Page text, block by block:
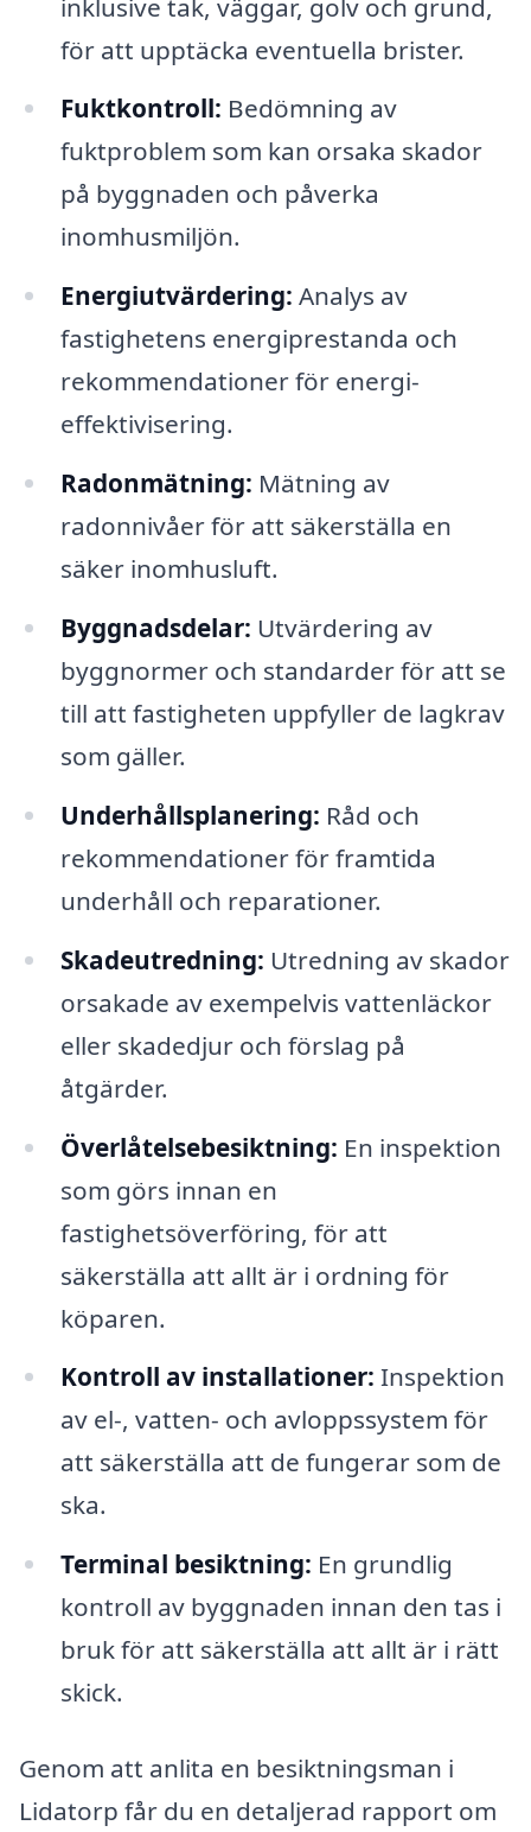
för att upptäcka eventuella brister.
Fuktkontroll: Bedömning av
fuktproblem som kan orsaka skador
på byggnaden och påverka
inomhusmiljön.
Energiutvärdering: Analys av
fastighetens energiprestanda och
rekommendationer för energi-
effektivisering.
Radonmätning: Mätning av
radonnivåer för att säkerställa en
säker inomhusluft.
Byggnadsdelar: Utvärdering av
byggnormer och standarder för att se
till att fastigheten uppfyller de lagkrav
som gäller.
Underhållsplanering: Råd och
rekommendationer för framtida
underhåll och reparationer.
Skadeutredning: Utredning av skador
orsakade av exempelvis vattenläckor
eller skadedjur och förslag på
åtgärder.
Överlåtelsebesiktning: En inspektion
som görs innan en
fastighetsöverföring, för att
säkerställa att allt är i ordning för
köparen.
Kontroll av installationer: Inspektion
av el-, vatten- och avloppssystem för
att säkerställa att de fungerar som de
ska.
Terminal besiktning: En grundlig
kontroll av byggnaden innan den tas i
bruk för att säkerställa att allt är i rätt
skick.
Genom att anlita en besiktningsman i
Lidatorp får du en detaljerad rapport om